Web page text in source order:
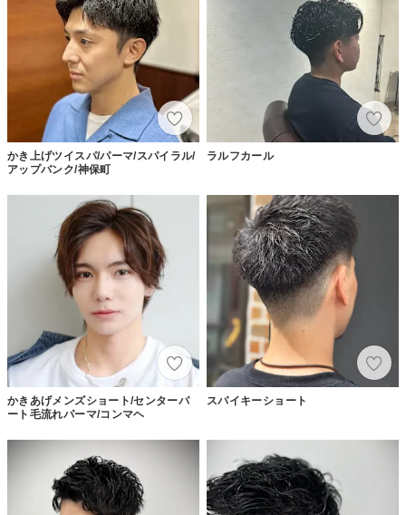
かき上げツイスパ/パーマ/スパイラル/
アップバンク/神保町
ラルフカール
かきあげメンズショート/センターパ
ート毛流れパーマ/コンマヘ
スパイキーショート